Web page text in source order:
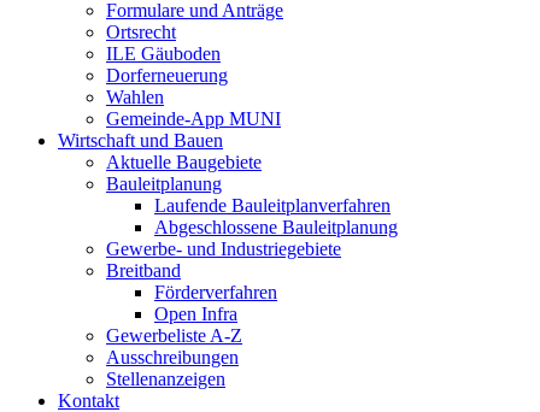
Formulare und Anträge
Ortsrecht
ILE Gäuboden
Dorferneuerung
Wahlen
Gemeinde-App MUNI
Wirtschaft und Bauen
Aktuelle Baugebiete
Bauleitplanung
Laufende Bauleitplanverfahren
Abgeschlossene Bauleitplanung
Gewerbe- und Industriegebiete
Breitband
Förderverfahren
Open Infra
Gewerbeliste A-Z
Ausschreibungen
Stellenanzeigen
Kontakt